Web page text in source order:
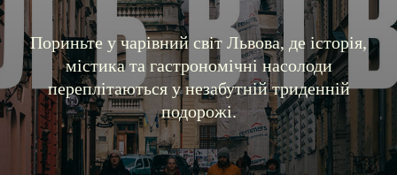
Пориньте у чарівний світ Львова, де історія,
містика та гастрономічні насолоди
переплітаються у незабутній триденній
подорожі.